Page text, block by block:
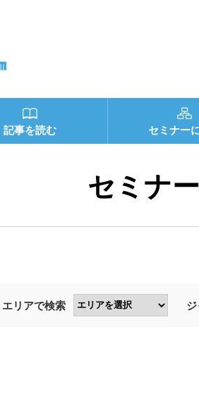
記事を読む セミナー
セミナ
エリアで検索